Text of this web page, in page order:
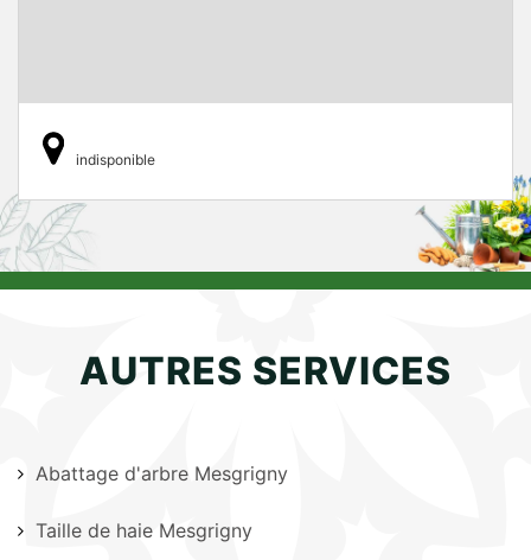
indisponible
AUTRES SERVICES
Abattage d'arbre Mesgrigny
Taille de haie Mesgrigny